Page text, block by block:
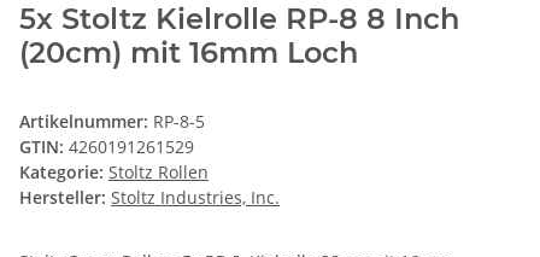
5x Stoltz Kielrolle RP-8 8 Inch
(20cm) mit 16mm Loch
Artikelnummer: RP-8-5
GTIN: 4260191261529
Kategorie: Stoltz Rollen
Hersteller: Stoltz Industries, Inc.